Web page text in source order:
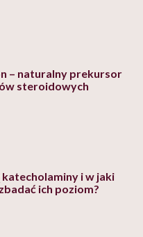
– naturalny prekursor
steroidowych
katecholaminy i w jaki
ich poziom?